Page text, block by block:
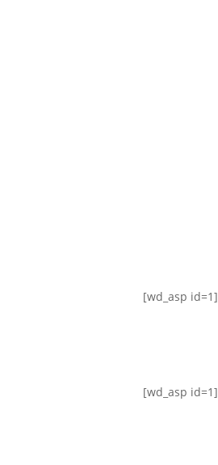
[wd_asp id=1]
[wd_asp id=1]